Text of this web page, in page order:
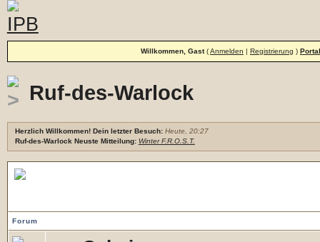
Willkommen, Gast(Anmelden | Registrierung ) Portal
Ruf-des-Warlock
Herzlich Willkommen! Dein letzter Besuch: Heute, 20:27
Ruf-des-Warlock Neuste Mitteilung: Winter F.R.O.S.T.
Forum